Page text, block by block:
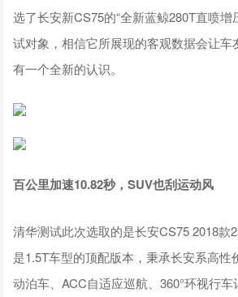
选了长安新CS75的“全新蓝鲸280T直喷增
试对象，相信它所展现的客观数据会让车
有一个全新的认识。
百公里加速10.82秒，SUV也刮运动风
清华测试此次选取的是长安CS75 2018款
是1.5T车型的顶配版本，秉承长安系高性
动泊车、ACC自适应巡航、360°环视行车